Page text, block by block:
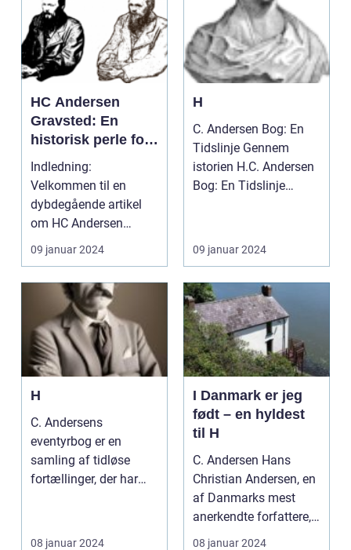
HC Andersen
Gravsted: En
historisk perle for
kunstelskere og
samlere
Indledning:
Velkommen til en
dybdegående artikel
om HC Andersen
Gravsted, et sted af
stor betydning ...
09 januar 2024
H
C. Andersen Bog: En
Tidslinje Gennem
istorien H.C. Andersen
Bog: En Tidslinje
09 januar 2024
H
C. Andersens
eventyrbog er en
samling af tidløse
fortællinger, der har
08 januar 2024
I Danmark er jeg
født – en hyldest
til H
C. Andersen Hans
Christian Andersen, en
af Danmarks mest
anerkendte forfattere,
er elsket og respek...
08 januar 2024